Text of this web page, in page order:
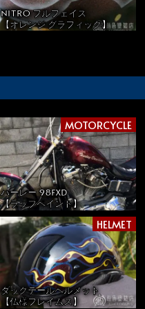
NITRO フルフェイス
【オレンジ グラフィック】
MOTORCYCLE
ハーレー 98FXD
【ラップペイント】
HELMET
ダックテールヘルメット
【仏様フレイムス】